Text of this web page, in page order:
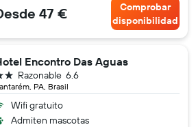
47 €
Comprobar
disponibilidad
Encontro Das Aguas
PA, Brasil
6.6
Razonable
estrellas
Wifi gratuito
Admiten mascotas